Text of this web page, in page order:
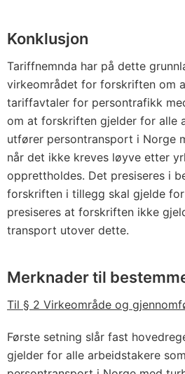
Konklusjon
Tariffnemnda har på dette
virkeområdet for forskriften om
tariffavtaler for persontrafikk
om at forskriften gjelder for alle
utfører persontransport i Norge
når det ikke kreves løyve etter
opprettholdes. Det presiseres i
forskriften i tillegg skal gjelde
presiseres at forskriften ikke
transport utover dette.
Merknader til
Til § 2 Virkeområde og
Første setning slår fast
gjelder for alle arbeidstakere